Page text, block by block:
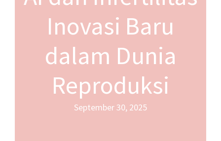
Inovasi Baru
dalam Dunia
Reproduksi
September 30, 2025